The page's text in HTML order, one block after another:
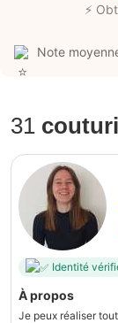
⚡
Note
31
Identité
À propos
Je peux réaliser